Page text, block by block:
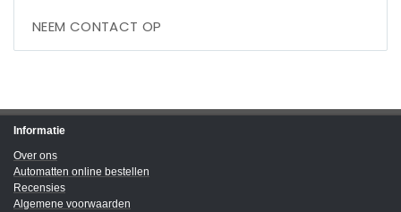
NEEM CONTACT OP
Informatie
Over ons
Automatten online bestellen
Recensies
Algemene voorwaarden